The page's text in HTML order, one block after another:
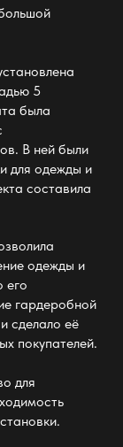
5
была
В ней были
для одежды и
составила
одежды и
его
гардеробной
сделало её
покупателей.
для